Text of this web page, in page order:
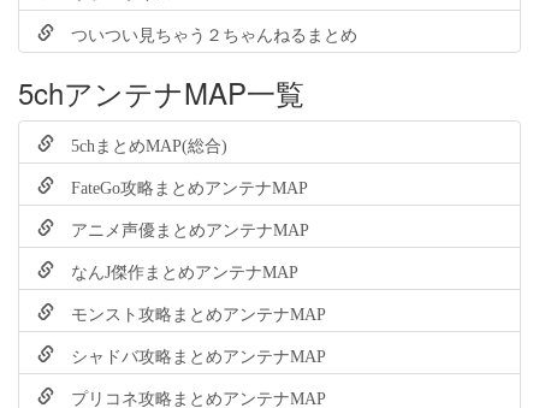
ついつい見ちゃう２ちゃんねるまとめ
5chアンテナMAP一覧
5chまとめMAP(総合)
FateGo攻略まとめアンテナMAP
アニメ声優まとめアンテナMAP
なんJ傑作まとめアンテナMAP
モンスト攻略まとめアンテナMAP
シャドバ攻略まとめアンテナMAP
プリコネ攻略まとめアンテナMAP